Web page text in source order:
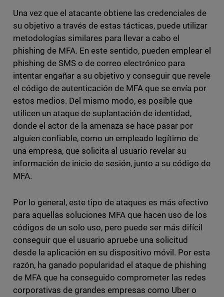
Una vez que el atacante obtiene las credenciales de
su objetivo a través de estas tácticas, puede utilizar
metodologías similares para llevar a cabo el
phishing de MFA. En este sentido, pueden emplear el
phishing de SMS o de correo electrónico para
intentar engañar a su objetivo y conseguir que revele
el código de autenticación de MFA que se envía por
estos medios. Del mismo modo, es posible que
utilicen un ataque de suplantación de identidad,
donde el actor de la amenaza se hace pasar por
alguien confiable, como un empleado legítimo de
una empresa, que solicita al usuario revelar su
información de inicio de sesión, junto a su código de
MFA.
Por lo general, este tipo de ataques es más efectivo
para aquellas soluciones MFA que hacen uso de los
códigos de un solo uso, pero puede ser más difícil
conseguir que el usuario apruebe una solicitud
desde la aplicación en su dispositivo móvil. Por esta
razón, ha ganado popularidad el ataque de phishing
de MFA que ha conseguido comprometer las redes
corporativas de grandes empresas como Uber o